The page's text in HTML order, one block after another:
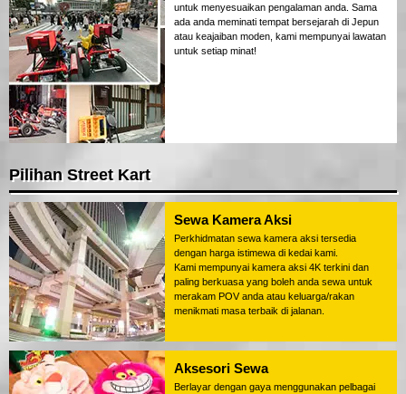
untuk menyesuaikan pengalaman anda. Sama
ada anda meminati tempat bersejarah di Jepun
atau keajaiban moden, kami mempunyai lawatan
untuk setiap minat!
Pilihan Street Kart
Sewa Kamera Aksi
Perkhidmatan sewa kamera aksi tersedia
dengan harga istimewa di kedai kami.
Kami mempunyai kamera aksi 4K terkini dan
paling berkuasa yang boleh anda sewa untuk
merakam POV anda atau keluarga/rakan
menikmati masa terbaik di jalanan.
Aksesori Sewa
Berlayar dengan gaya menggunakan pelbagai